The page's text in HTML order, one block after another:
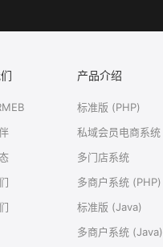
产品介绍
标准版 (PHP)
私域会员电商系统
多门店系统
多商户系统 (PHP)
标准版 (Java)
多商户系统 (Java)